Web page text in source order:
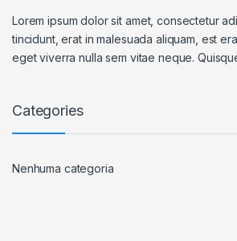
Lorem ipsum dolor sit amet, consectetur
tincidunt, erat in malesuada aliquam, est
eget viverra nulla sem vitae neque.
Categories
Nenhuma categoria